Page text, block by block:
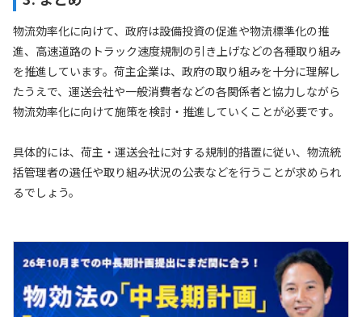
物流効率化に向けて、政府は設備投資の促進や物流標準化の推
進、高速道路のトラック速度規制の引き上げなどの各種取り組み
を推進しています。荷主企業は、政府の取り組みを十分に理解し
たうえで、運送会社や一般消費者などの各関係者と協力しながら
物流効率化に向けて施策を検討・推進していくことが必要です。
具体的には、荷主・運送会社に対する規制的措置に従い、物流統
括管理者の選任や取り組み状況の公表などを行うことが求められ
るでしょう。